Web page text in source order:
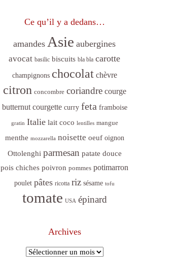
Ce qu’il y a dedans…
amandes Asie aubergines
avocat basilic biscuits bla bla carotte
champignons chocolat chèvre
citron concombre coriandre courge
butternut courgette curry feta framboise
gratin Italie lait coco lentilles mangue
menthe mozzarella noisette oeuf oignon
Ottolenghi parmesan patate douce
pois chiches poivron pommes potimarron
poulet pâtes ricotta riz sésame tofu
tomate USA épinard
Archives
Archives